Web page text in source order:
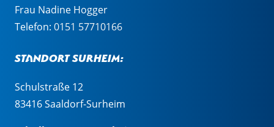
Frau Nadine Hogger
Telefon: 0151 57710166
Standort Surheim:
Schulstraße 12
83416 Saaldorf-Surheim